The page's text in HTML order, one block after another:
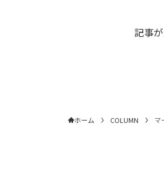
記事
ホーム COLUMN マ